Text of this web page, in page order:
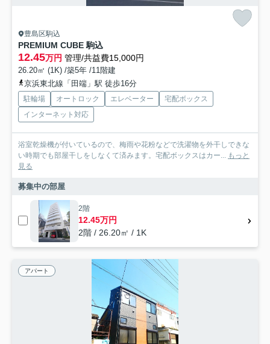
豊島区駒込
PREMIUM CUBE 駒込
12.45万円 管理/共益費15,000円
26.20㎡ (1K) /築5年 /11階建
京浜東北線「田端」駅 徒歩16分
駐輪場 オートロック エレベーター
宅配ボックス
インターネット対応
浴室乾燥機が付いているので、梅雨や花粉などで洗濯物を外干しできな
い時期でも部屋干しをしなくて済みます。宅配ボックスはカー...
もっと
見る
募集中の部屋
2階
12.45万円
2階 / 26.20㎡ / 1K
アパート